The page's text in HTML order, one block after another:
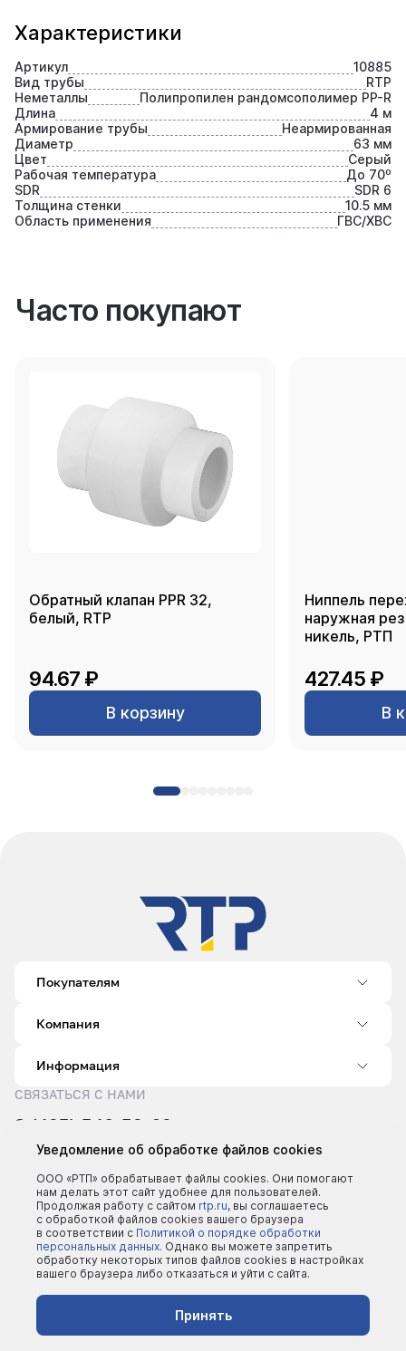
Характеристики
Артикул
10885
Вид трубы
RTP
Неметаллы
Полипропилен рандомсополимер PP-R
Длина
4 м
Армирование трубы
Неармированная
Диаметр
63 мм
Цвет
Серый
Рабочая температура
До 70⁰
SDR
SDR 6
Толщина стенки
10.5 мм
Область применения
ГВС/ХВС
Часто покупают
Обратный клапан PPR 32,
белый, RTP
94.67 ₽
В корзину
Ниппель
наружная
никель, РТП
427.45 ₽
В
Покупателям
Компания
Информация
СВЯЗАТЬСЯ С НАМИ
8 (495) 540-52-62
sale@rtp.ru
Пн–Пт: 9:00–18:00
©2000 - 2026 | Все права защищены
Политика конфеденциальности
Уведомление об обработке файлов cookies
ООО «РТП» обрабатывает файлы cookies. Они помогают
нам делать этот сайт удобнее для пользователей.
Продолжая работу с сайтом rtp.ru, вы соглашаетесь
с обработкой файлов cookies вашего браузера
в соответствии с Политикой о порядке обработки
персональных данных. Однако вы можете запретить
обработку некоторых типов файлов cookies в настройках
вашего браузера либо отказаться и уйти с сайта.
Принять